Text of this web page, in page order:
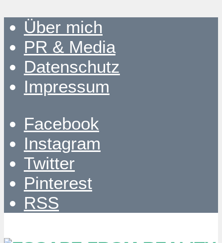
Über mich
PR & Media
Datenschutz
Impressum
Facebook
Instagram
Twitter
Pinterest
RSS